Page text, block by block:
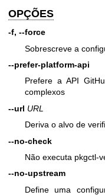
OPÇÕES
-f, --force
Sobrescreve a
--prefer-platform-api
Prefere a API
complexos
--url URL
Deriva o alvo de
--no-check
Não executa pkgctl-
--no-upstream
Define uma